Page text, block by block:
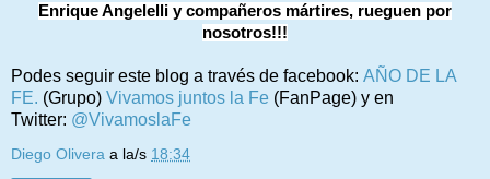
Enrique Angelelli y compañeros mártires, rueguen por
nosotros!!!
Podes seguir este blog a través de facebook: AÑO DE LA
FE. (Grupo) Vivamos juntos la Fe (FanPage) y en
Twitter: @VivamoslaFe
Diego Olivera a la/s 18:34